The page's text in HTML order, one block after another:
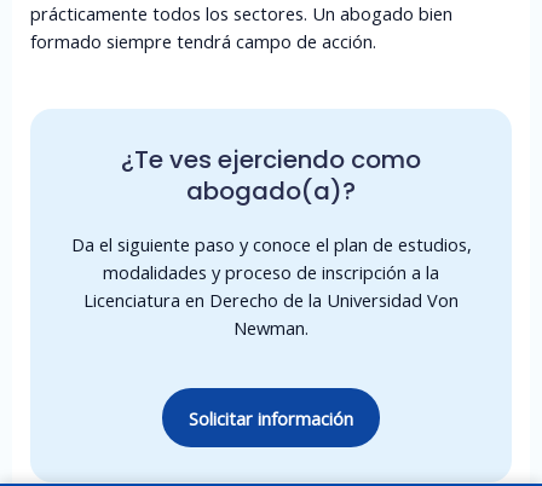
prácticamente todos los sectores. Un abogado bien
formado siempre tendrá campo de acción.
¿Te ves ejerciendo como
abogado(a)?
Da el siguiente paso y conoce el plan de estudios,
modalidades y proceso de inscripción a la
Licenciatura en Derecho de la Universidad Von
Newman.
Solicitar información